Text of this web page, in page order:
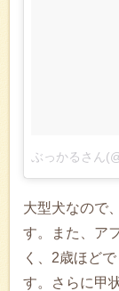
ぶっかるさん
大型犬なので
す。また、ア
く、2歳ほど
す。さらに甲